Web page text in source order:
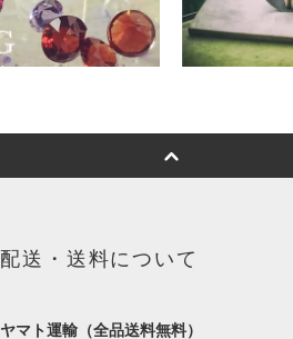
配送・送料について
ヤマト運輸（全品送料無料）